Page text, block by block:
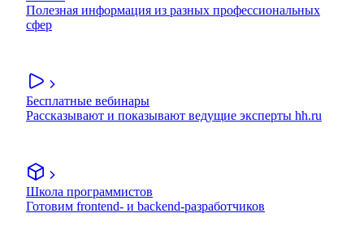
Полезная информация из разных профессиональных
сфер
Бесплатные вебинары
Рассказывают и показывают ведущие эксперты hh.ru
Школа программистов
Готовим frontend- и backend-разработчиков